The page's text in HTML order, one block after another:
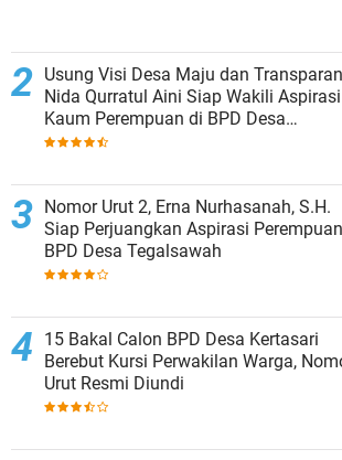
Usung Visi Desa Maju dan
Nida Qurratul Aini Siap Wakili Aspirasi
Kaum Perempuan di BPD Desa
Tegalsawah
Nomor Urut 2, Erna Nurhasanah, S.H.
Siap Perjuangkan Aspirasi
BPD Desa Tegalsawah
15 Bakal Calon BPD Desa Kertasari
Berebut Kursi Perwakilan Warga,
Urut Resmi Diundi